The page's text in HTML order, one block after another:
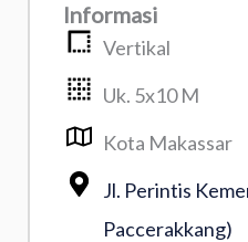
Informasi
Vertikal
Uk. 5x10 M
Kota Makassar
Jl. Perintis
Paccerakkang)